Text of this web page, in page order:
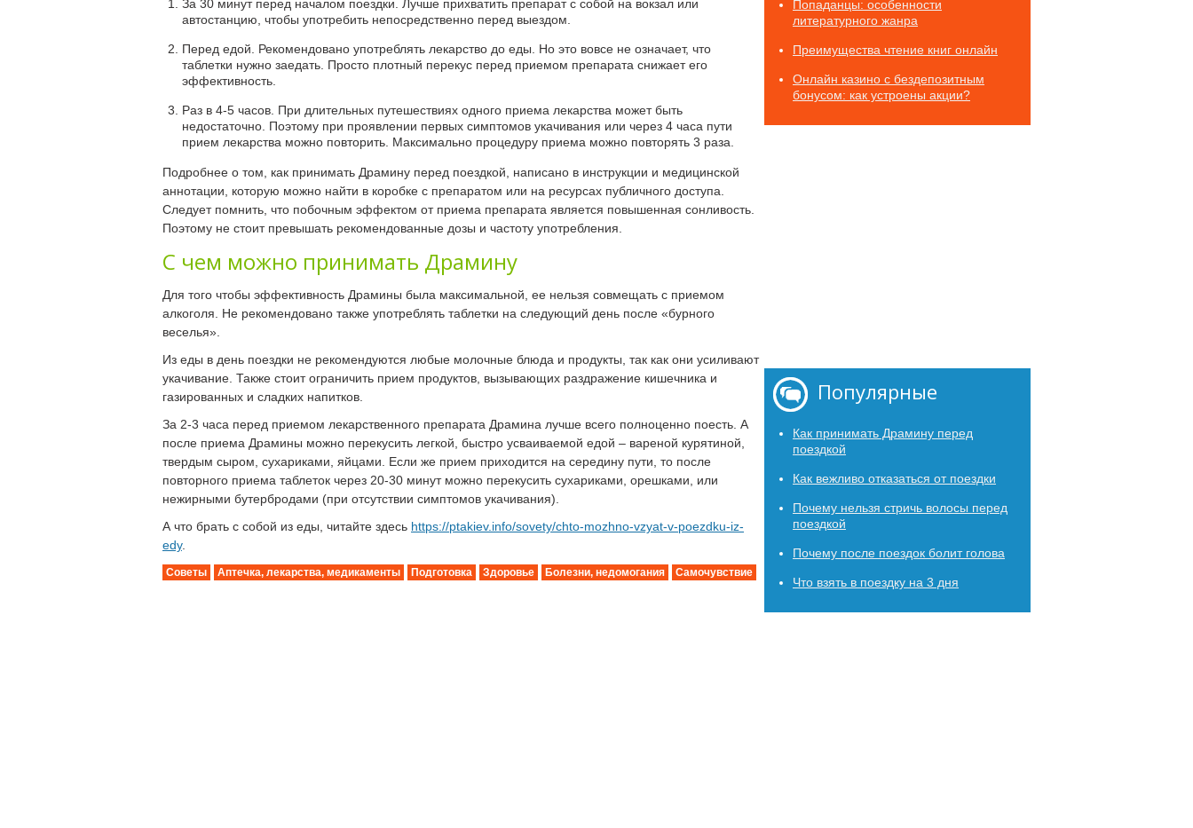
За 30 минут перед началом поездки. Лучше прихватить препарат с собой на вокзал или
автостанцию, чтобы употребить непосредственно перед выездом.
Перед едой. Рекомендовано употреблять лекарство до еды. Но это вовсе не означает, что
таблетки нужно заедать. Просто плотный перекус перед приемом препарата снижает его
эффективность.
Раз в 4-5 часов. При длительных путешествиях одного приема лекарства может быть
недостаточно. Поэтому при проявлении первых симптомов укачивания или через 4 часа пути
прием лекарства можно повторить. Максимально процедуру приема можно повторять 3 раза.
Подробнее о том, как принимать Драмину перед поездкой, написано в инструкции и медицинской
аннотации, которую можно найти в коробке с препаратом или на ресурсах публичного доступа.
Следует помнить, что побочным эффектом от приема препарата является повышенная сонливость.
Поэтому не стоит превышать рекомендованные дозы и частоту употребления.
С чем можно принимать Драмину
Для того чтобы эффективность Драмины была максимальной, ее нельзя совмещать с приемом
алкоголя. Не рекомендовано также употреблять таблетки на следующий день после «бурного
веселья».
Из еды в день поездки не рекомендуются любые молочные блюда и продукты, так как они усиливают
укачивание. Также стоит ограничить прием продуктов, вызывающих раздражение кишечника и
газированных и сладких напитков.
За 2-3 часа перед приемом лекарственного препарата Драмина лучше всего полноценно поесть. А
после приема Драмины можно перекусить легкой, быстро усваиваемой едой – вареной курятиной,
твердым сыром, сухариками, яйцами. Если же прием приходится на середину пути, то после
повторного приема таблеток через 20-30 минут можно перекусить сухариками, орешками, или
нежирными бутербродами (при отсутствии симптомов укачивания).
А что брать с собой из еды, читайте здесь https://ptakiev.info/sovety/chto-mozhno-vzyat-v-poezdku-iz-
edy.
Советы Аптечка, лекарства, медикаменты Подготовка Здоровье Болезни, недомогания Самочувствие
Попаданцы: особенности
литературного жанра
Преимущества чтение книг онлайн
Онлайн казино с бездепозитным
бонусом: как устроены акции?
Популярные
Как принимать Драмину перед
поездкой
Как вежливо отказаться от поездки
Почему нельзя стричь волосы перед
поездкой
Почему после поездок болит голова
Что взять в поездку на 3 дня